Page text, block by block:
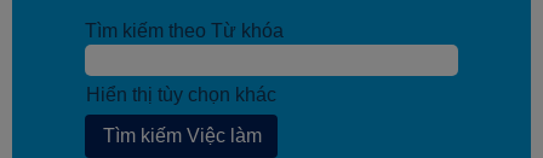
Tìm kiếm theo Từ khóa
Hiển thị tùy chọn khác